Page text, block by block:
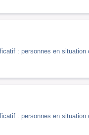
: personnes en
: personnes en